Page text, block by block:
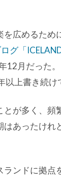
広めるため
グ「
12月だった
上書き続け
とが多く、頻
はあったけれ
ランドに拠点